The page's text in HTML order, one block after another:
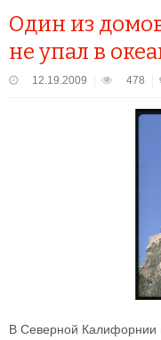
Один из
не упал в
12.19.2009 478
В Северной Калифорнии